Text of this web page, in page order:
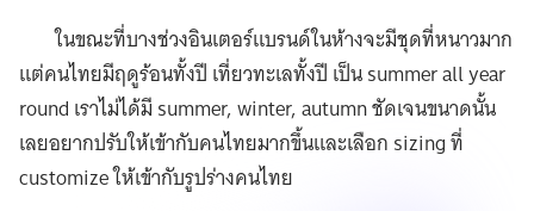
ในขณะที่บางช่วงอินเตอร์แบรนด์ในห้างจะมีชุดที่หนาวมาก
แต่คนไทยมีฤดูร้อนทั้งปี เที่ยวทะเลทั้งปี เป็น summer all year
round เราไม่ได้มี summer, winter, autumn ชัดเจนขนาดนั้น
เลยอยากปรับให้เข้ากับคนไทยมากขึ้นและเลือก sizing ที่
customize ให้เข้ากับรูปร่างคนไทย